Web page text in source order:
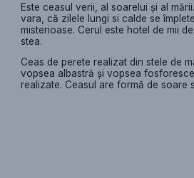
Este ceasul verii, al soarelui și al
vara, că zilele lungi si calde se
misterioase. Cerul este hotel de mii
stea.
Ceas de perete realizat din stele de
vopsea albastră și vopsea
realizate. Ceasul are formă de soare